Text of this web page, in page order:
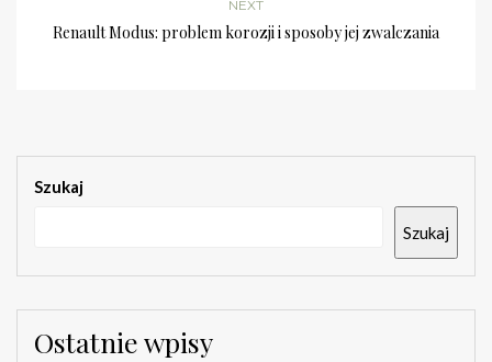
NEXT
Renault Modus: problem korozji i sposoby jej zwalczania
Szukaj
Szukaj
Ostatnie wpisy